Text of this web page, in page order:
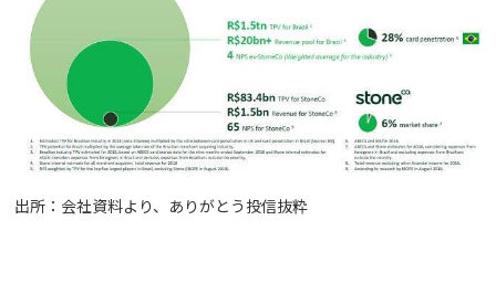
出所：会社資料より、ありがとう投信抜粋